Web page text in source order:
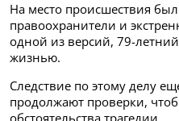
На место происшествия
правоохранители и
одной из версий, 79-
жизнью.
Следствие по этому делу
продолжают проверки,